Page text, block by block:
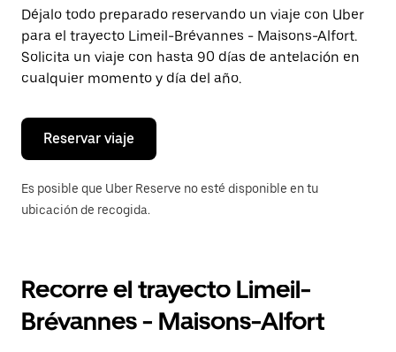
fecha.
Pulsa
el
botón
de
escape
cerrar
calendario.
Déjalo todo preparado reservando un viaje con Uber
para el trayecto Limeil-Brévannes - Maisons-Alfort.
Solicita un viaje con hasta 90 días de antelación en
cualquier momento y día del año.
Reservar viaje
Es posible que Uber Reserve no esté disponible en tu
ubicación de recogida.
Recorre el trayecto Limeil-
Brévannes - Maisons-Alfort